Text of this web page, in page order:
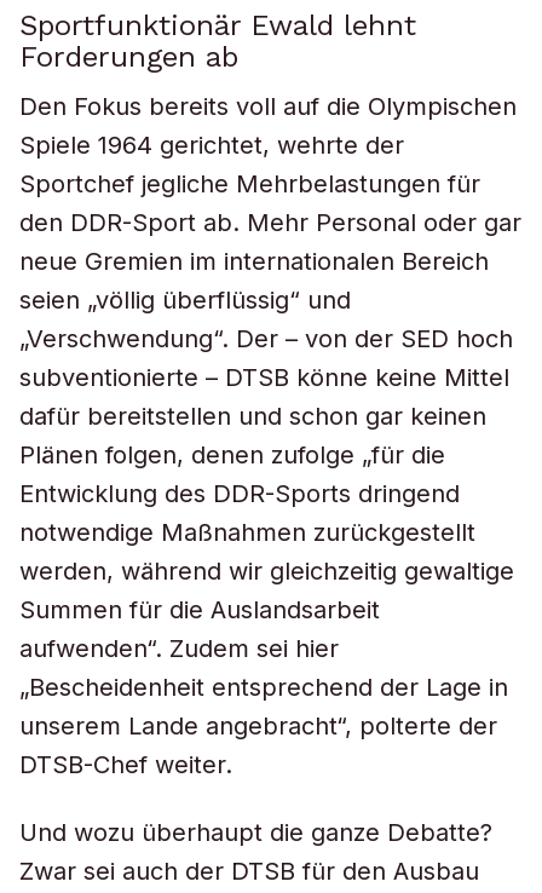
Sportfunktionär Ewald lehnt
Forderungen ab
Den Fokus bereits voll auf die Olympischen
Spiele 1964 gerichtet, wehrte der
Sportchef jegliche Mehrbelastungen für
den DDR-Sport ab. Mehr Personal oder gar
neue Gremien im internationalen Bereich
seien „völlig überflüssig“ und
„Verschwendung“. Der – von der SED hoch
subventionierte – DTSB könne keine Mittel
dafür bereitstellen und schon gar keinen
Plänen folgen, denen zufolge „für die
Entwicklung des DDR-Sports dringend
notwendige Maßnahmen zurückgestellt
werden, während wir gleichzeitig gewaltige
Summen für die Auslandsarbeit
aufwenden“. Zudem sei hier
„Bescheidenheit entsprechend der Lage in
unserem Lande angebracht“, polterte der
DTSB-Chef weiter.
Und wozu überhaupt die ganze Debatte?
Zwar sei auch der DTSB für den Ausbau